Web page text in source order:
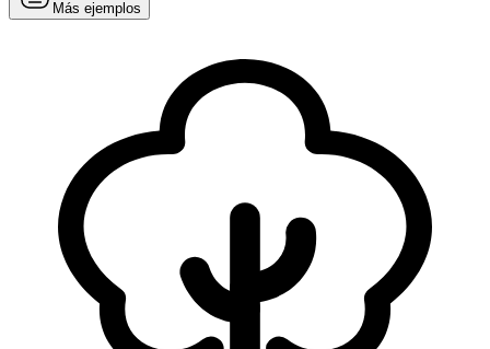
Más ejemplos